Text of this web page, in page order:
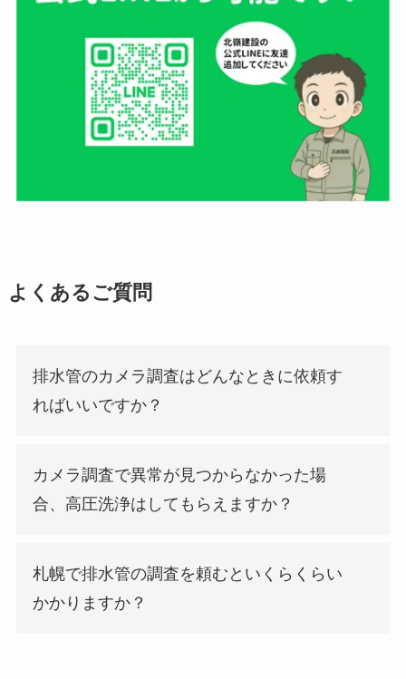
よくあるご質問
排水管のカメラ調査はどんなときに依頼す
ればいいですか？
カメラ調査で異常が見つからなかった場
合、高圧洗浄はしてもらえますか？
札幌で排水管の調査を頼むといくらくらい
かかりますか？